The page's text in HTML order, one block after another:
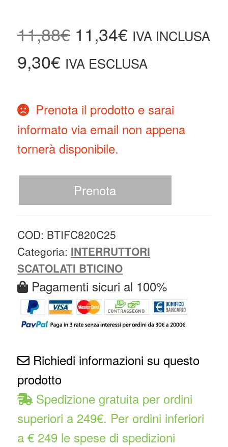
11,88€ 11,34€ IVA INCLUSA
9,30€ IVA ESCLUSA
Prenota il prodotto e sarai
informato via email non appena
tornerà disponibile.
Prenota
COD: BTIFC820C25
Categoria: INTERRUTTORI
SCATOLATI BTICINO
Pagamenti sicuri al 100%
Richiedi informazioni su questo
prodotto
Spedizione gratuita per ordini
superiori a 249€. Per ordini inferiori
a € 249 le spese di spedizioni